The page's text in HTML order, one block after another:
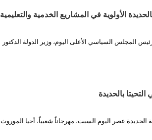
الأولوية في المشاريع الخدمية والتعليمية
المجلس السياسي الأعلى اليوم، وزير الدولة الدكتور
بالحديدة
عصر اليوم السبت، مهرجاناً شعبياً، أحيا الموروث